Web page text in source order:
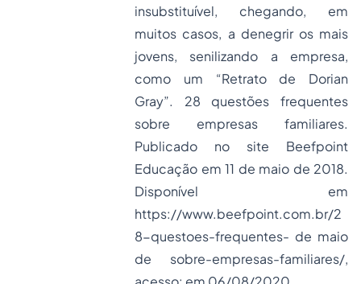
insubstituível, chegando, em
muitos casos, a denegrir os mais
jovens, senilizando a empresa,
como um “Retrato de Dorian
Gray”. 28 questões frequentes
sobre empresas familiares.
Publicado no site Beefpoint
Educação em 11 de maio de 2018.
Disponível em
https://www.beefpoint.com.br/2
8-questoes-frequentes- de maio
de sobre-empresas-familiares/,